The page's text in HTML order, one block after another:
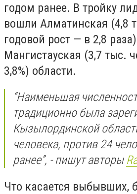
годом ранее. В тройку
вошли Алматинская (4,8
годовой рост — в 2,8
Мангистауская (3,7 тыс.
3,8%) области.
“Наименьшая
традиционно была
Кызылординской
человека, против 24
ранее”, - пишут авторы
Что касается выбывших,